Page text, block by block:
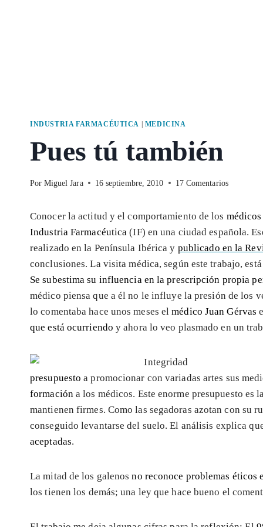
INDUSTRIA FARMACÉUTICA MEDICINA
Pues tú también
Por Miguel Jara 16 septiembre, 2010 17 Comentarios
Conocer la actitud y el comportamiento de los
Industria Farmacéutica(IF) en una ciudad española.
realizado en la Península Ibérica y publicado en la
conclusiones. La visita médica, según este trabajo,
Se subestima su influencia en la prescripción propia
médico piensa que a él no le influye la presión de los
lo comentaba hace unos meses elmédico Juan Gérvas
que está ocurriendoy ahora lo veo plasmado en un
presupuestoa promocionar con variadas artes sus
formacióna los médicos. Este enorme presupuesto es
mantienen firmes. Como las segadoras azotan con su
conseguido levantarse del suelo. El análisis explica
aceptadas.
La mitad de los galenosno reconoce problemas éticos
los tienen los demás; una ley que hace bueno el